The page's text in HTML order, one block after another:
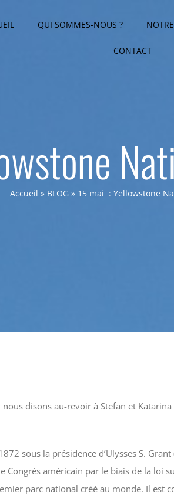
QUI SOMMES-NOUS ?
CONTACT
Accueil » BLOG » 15 mai : Yellowstone
nous disons au-revoir à Stefan et
sous la présidence d’Ulysses S.
Congrès américain par le biais de la loi
parc national créé au monde. Il est